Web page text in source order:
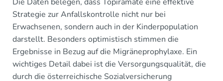
Strategie zur Anfallskontrolle nicht nur bei
Erwachsenen, sondern auch in der Kinderpopulation
darstellt. Besonders optimistisch stimmen die
Ergebnisse in Bezug auf die Migräneprophylaxe. Ein
wichtiges Detail dabei ist die Versorgungsqualität, die
durch die österreichische Sozialversicherung